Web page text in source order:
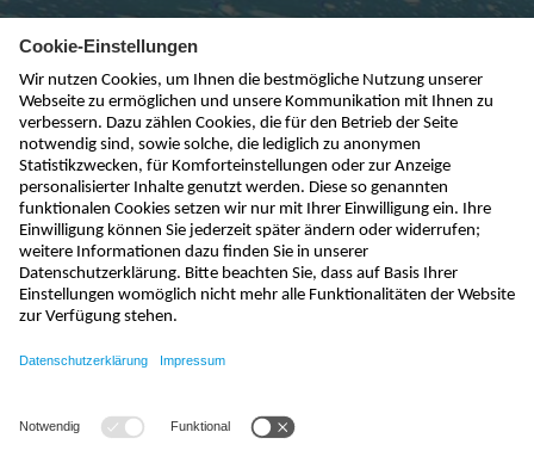
kontakt@nivus.com
+49 7262 9191-0
sales@nivus.com
+49 7262 9191-794
hotline@nivus.com
+49 7262 9191-955